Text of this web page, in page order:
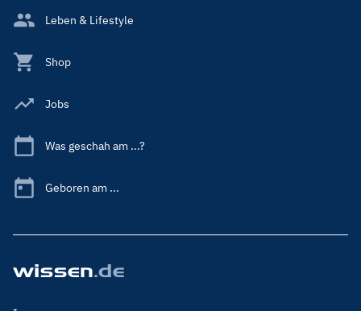
Leben & Lifestyle
Shop
Jobs
Was geschah am ...?
Geboren am ...